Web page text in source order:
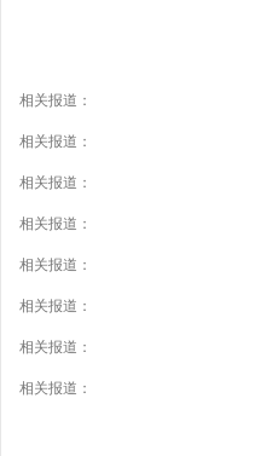
相关报道：
相关报道：
相关报道：
相关报道：
相关报道：
相关报道：
相关报道：
相关报道：